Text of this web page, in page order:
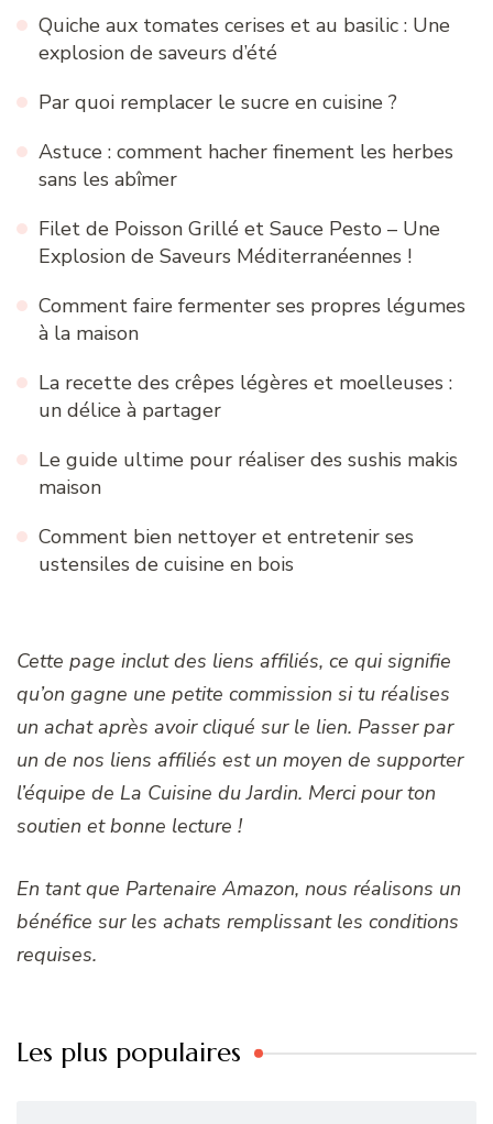
Quiche aux tomates cerises et au basilic : Une
explosion de saveurs d’été
Par quoi remplacer le sucre en cuisine ?
Astuce : comment hacher finement les herbes
sans les abîmer
Filet de Poisson Grillé et Sauce Pesto – Une
Explosion de Saveurs Méditerranéennes !
Comment faire fermenter ses propres légumes
à la maison
La recette des crêpes légères et moelleuses :
un délice à partager
Le guide ultime pour réaliser des sushis makis
maison
Comment bien nettoyer et entretenir ses
ustensiles de cuisine en bois
Cette page inclut des liens affiliés, ce qui signifie
qu’on gagne une petite commission si tu réalises
un achat après avoir cliqué sur le lien. Passer par
un de nos liens affiliés est un moyen de supporter
l’équipe de La Cuisine du Jardin. Merci pour ton
soutien et bonne lecture !
En tant que Partenaire Amazon, nous réalisons un
bénéfice sur les achats remplissant les conditions
requises.
Les plus populaires